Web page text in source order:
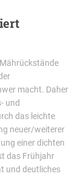
macht. Daher
und
das leichte
neuer/weiterer
einer dichten
das Frühjahr
und deutliches